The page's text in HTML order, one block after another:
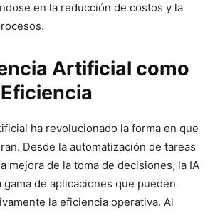
en la reducción de costos y la
Artificial como
ha revolucionado la forma en que
Desde la automatización de tareas
mejora de la toma de decisiones, la IA
de aplicaciones que pueden
la eficiencia operativa. Al